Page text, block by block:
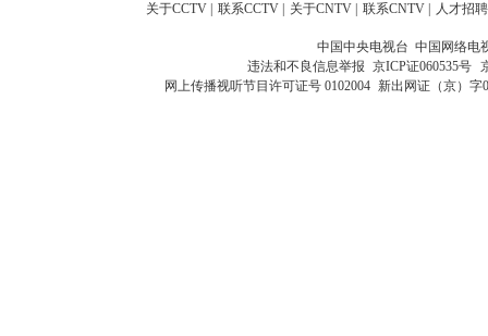
关于CCTV 联系CCTV 关于CNTV 联系CNTV 人才招聘
中国中央电视台 中国网络电
违法和不良信息举报 京ICP证060535号
网上传播视听节目许可证号 0102004 新出网证（京）